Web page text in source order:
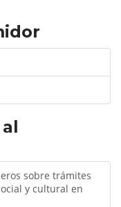
sobre trámites
y cultural en